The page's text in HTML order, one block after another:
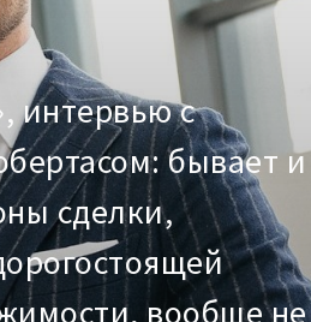
интервью с
бывает и
сделки,
вообще не